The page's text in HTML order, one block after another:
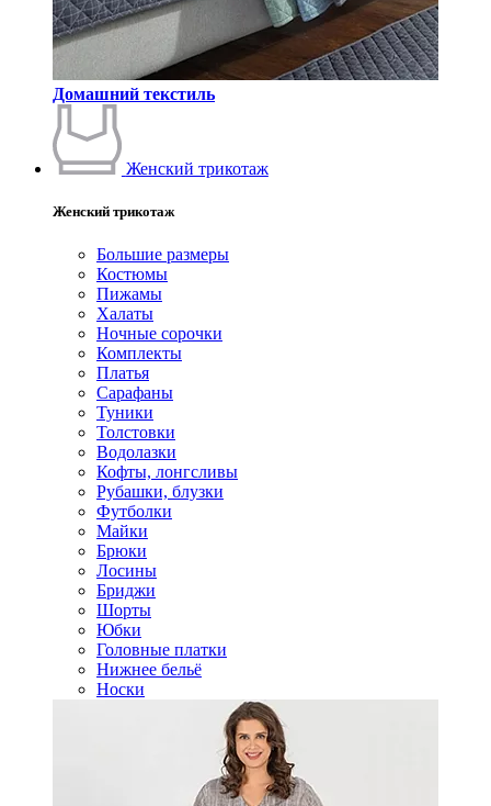
Домашний текстиль
Женский трикотаж
Женский трикотаж
Большие размеры
Костюмы
Пижамы
Халаты
Ночные сорочки
Комплекты
Платья
Сарафаны
Туники
Толстовки
Водолазки
Кофты, лонгсливы
Рубашки, блузки
Футболки
Майки
Брюки
Лосины
Бриджи
Шорты
Юбки
Головные платки
Нижнее бельё
Носки